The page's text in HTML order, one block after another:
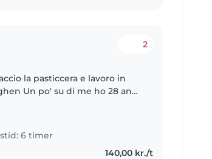
2
la pasticcera e lavoro in
Un po' su di me ho 28 anni
6 timer
140,00 kr./t